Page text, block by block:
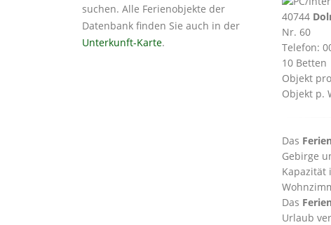
suchen. Alle Ferienobjekte der
Datenbank finden Sie auch in der
Unterkunft-Karte.
40744
Nr. 60
Telefon:
10 Betten
Objekt
Objekt p.
Das
Gebirge
Kapazität
Das
Urlaub